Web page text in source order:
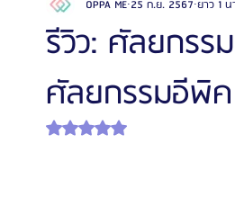
รีวิวศัลยกรรมฉีดไขมัน รีวิวศัลยกรรมดูดไขมัน
โรงพยาบาลศัลยกรรมเฟรช โรงพยาบาลศัลยกร
รีวิว: ศัลยกรร
ศัลยกรรมอีพิค
OPPA ME 25 ก.ย. 2567 ยาว 1
ได้รับ NaN เต็ม 5 ดาว